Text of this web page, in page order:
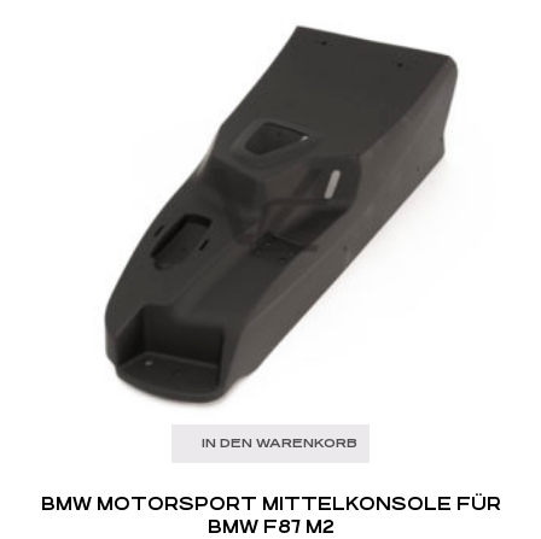
IN DEN WARENKORB
BMW MOTORSPORT MITTELKONSOLE FÜR
BMW F87 M2